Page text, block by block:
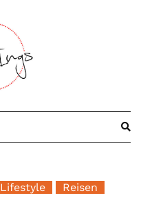
Lifestyle Reisen